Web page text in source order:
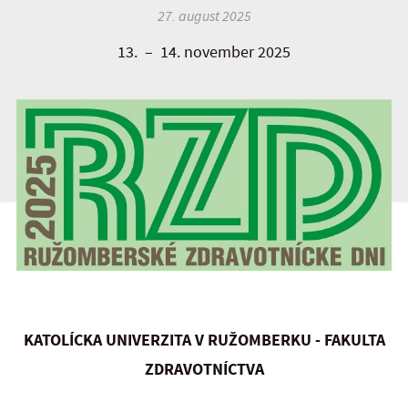
27. august 2025
13. – 14. november 2025
KATOLÍCKA UNIVERZITA V RUŽOMBERKU - FAKULTA
ZDRAVOTNÍCTVA